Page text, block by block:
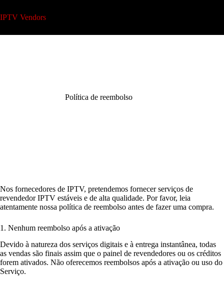
para
o
IPTV Vendors
Política de reembolso
Nos fornecedores de IPTV, pretendemos fornecer serviços de
revendedor IPTV estáveis e de alta qualidade. Por favor, leia
atentamente nossa política de reembolso antes de fazer uma compra.
1. Nenhum reembolso após a ativação
Devido à natureza dos serviços digitais e à entrega instantânea, todas
as vendas são finais assim que o painel de revendedores ou os créditos
forem ativados. Não oferecemos reembolsos após a ativação ou uso do
Serviço.